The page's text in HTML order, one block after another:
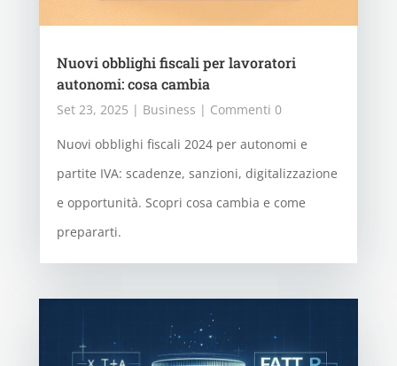
Nuovi obblighi fiscali per lavoratori
autonomi: cosa cambia
Set 23, 2025 | Business | Commenti 0
Nuovi obblighi fiscali 2024 per autonomi e
partite IVA: scadenze, sanzioni, digitalizzazione
e opportunità. Scopri cosa cambia e come
prepararti.